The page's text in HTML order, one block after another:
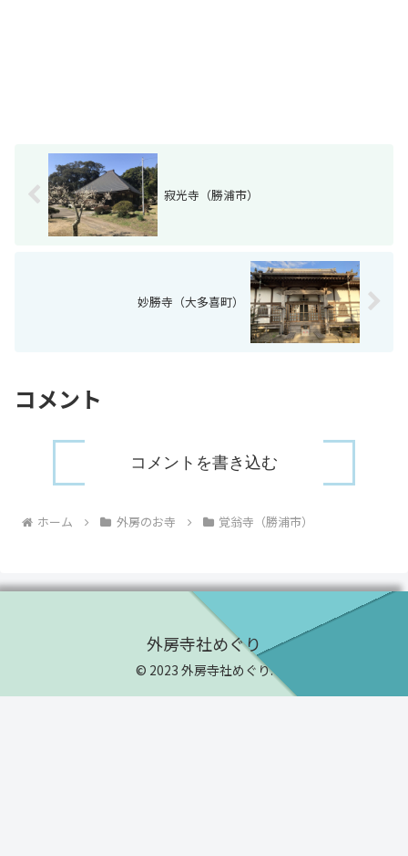
寂光寺（勝浦市）
妙勝寺（大多喜町）
コメント
コメントを書き込む
ホーム 外房のお寺 覚翁寺（勝浦市）
外房寺社めぐり
© 2023 外房寺社めぐり.